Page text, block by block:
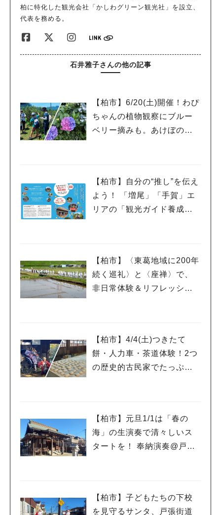
柏に特化した観光会社「かしわグリーン観光社」を設立、
代表を務める。
石井雅子さんの他の記事
【柏市】6/20(土)開催！わぴ
ちゃんの植物観察にブルー
ベリー摘みも。あけぼの山
【柏市】自分の“推し”を伝え
よう！ 「増尾」「手賀」エ
リアの「観光ガイド養成講
【柏市】〈東葛地域に200年
続く巡礼〉と〈座禅〉で、
非日常体験＆リフレッシ
【柏市】4/4(土)つきたて
餅・人力車・茶道体験！2つ
の歴史的古民家でたっぷり
【柏市】元旦1/1は「春の
海」の生演奏で清々しいス
タートを！ 奉納演奏@戸張
【柏市】子どもたちの下校
を見守るサンタ、戸張街道
人気のキーワード
#ラーメン#ショッピング#カフェ #スイーツ#パン#カレー #柏駅
#イベント#公園#教えたい／教えて投稿記事
#教えたい/こんなの見つけた